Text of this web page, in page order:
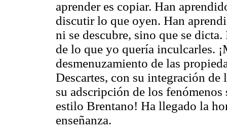
aprender es copiar. Han
discutir lo que oyen. Han
ni se descubre, sino que se
de lo que yo quería inculcarles.
desmenuzamiento de las
Descartes, con su integración
su adscripción de los
estilo Brentano! Ha llegado la
enseñanza.